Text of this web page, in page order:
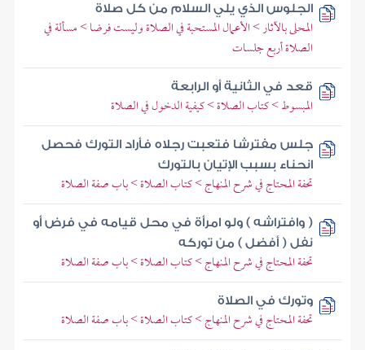
الجلوس الذي يلي السلام من كل صلاة
المحلى بالآثار > الأعمال المستحبة في الصلاة وليست فرضا > مسألة في
الصلاة أربع جلسات
قعد في الثانية أو الرابعة
المبسوط > كتاب الصلاة > كيفية الدخول في الصلاة
جلس مفترشا فتعبت رجلاه فأراد التورك فحصل
انحناء بسبب الإتيان بالتورك
تحفة المحتاج في شرح المنهاج > كتاب الصلاة > باب صفة الصلاة
( وافتراشه ) ولو امرأة في محل قيامه في فرض أو
نفل ( أفضل ) من توركه
تحفة المحتاج في شرح المنهاج > كتاب الصلاة > باب صفة الصلاة
وتورك في الصلاة
تحفة المحتاج في شرح المنهاج > كتاب الصلاة > باب صفة الصلاة